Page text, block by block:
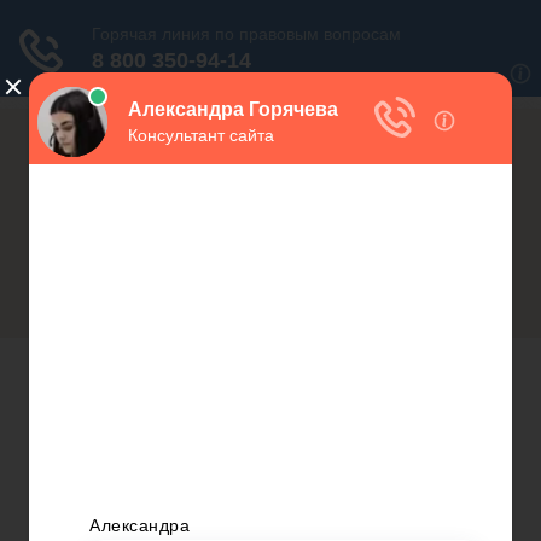
Открытие бизнеса
+7(800)350-23-69 доб.603